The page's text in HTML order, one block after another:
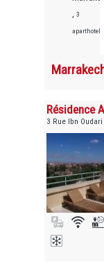
3
aparthotels
Résidence
3 Rue Ibn